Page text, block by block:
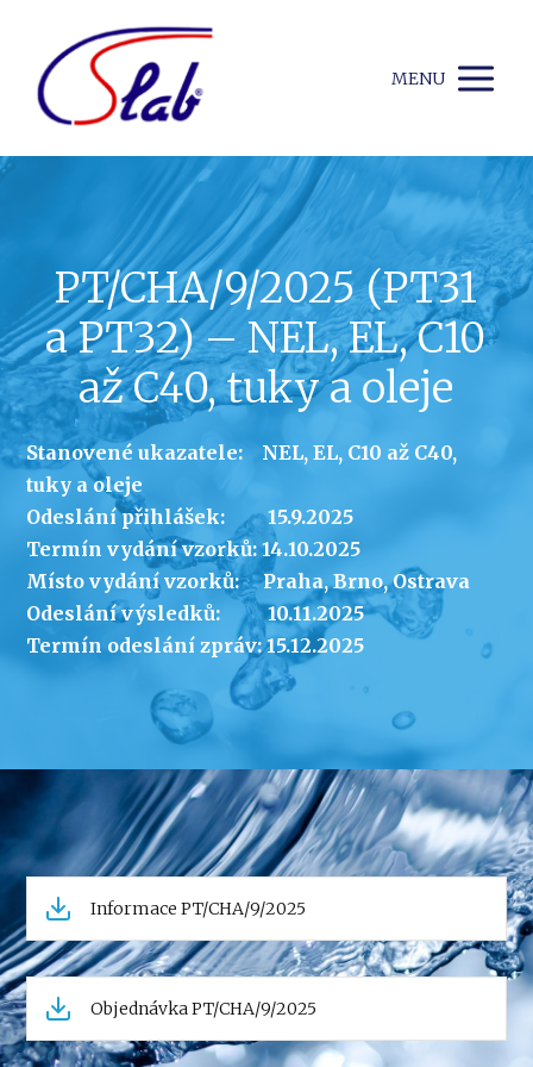
MENU
PT/CHA/9/2025 (PT31
a PT32) – NEL, EL, C10
až C40, tuky a oleje
Stanovené ukazatele: NEL, EL, C10 až C40,
tuky a oleje
Odeslání přihlášek: 15.9.2025
Termín vydání vzorků: 14.10.2025
Místo vydání vzorků: Praha, Brno, Ostrava
Odeslání výsledků: 10.11.2025
Termín odeslání zpráv: 15.12.2025
Informace PT/CHA/9/2025
Objednávka PT/CHA/9/2025